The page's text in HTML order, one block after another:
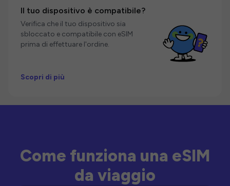
Il tuo dispositivo è compatibile?
Verifica che il tuo dispositivo sia
sbloccato e compatibile con eSIM
prima di effettuare l'ordine.
Scopri di più
Come funziona una eSIM
da viaggio